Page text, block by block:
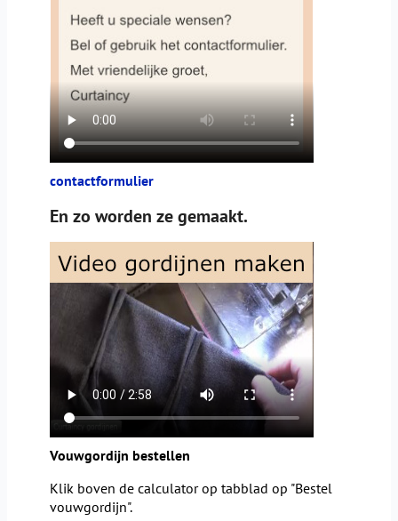
contactformulier
En zo worden ze gemaakt.
Vouwgordijn bestellen
Klik boven de calculator op tabblad op "Bestel
vouwgordijn".